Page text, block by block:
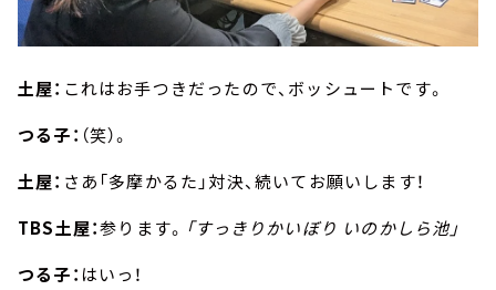
土屋： これはお手つきだったので、ボッシュートです。
つる子： （笑）。
土屋： さあ「多摩かるた」対決、続いてお願いします！
TBS土屋：参ります。 「すっきりかいぼり いのかしら池」
つる子： はいっ！